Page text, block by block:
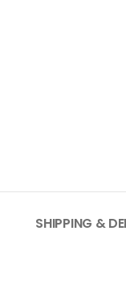
SHIPPING &